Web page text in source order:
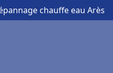
chauffe eau Arès